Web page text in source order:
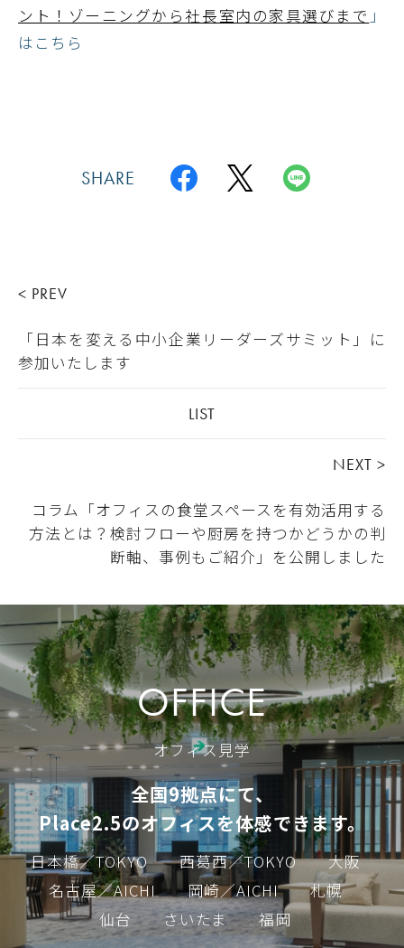
ント！ゾーニングから社長室内の家具選びまで​ 」
はこちら
SHARE
< PREV
「日本を変える中小企業リーダーズサミット」に
参加いたします​
LIST
NEXT >
コラム「オフィスの食堂スペースを有効活用する
方法とは？検討フローや厨房を持つかどうかの判
断軸、事例もご紹介」を公開しました
OFFICE
オフィス見学
全国9拠点にて、
Place2.5のオフィスを体感できます。
日本橋／TOKYO 西葛西／TOKYO
大阪
名古屋／AICHI
岡崎／AICHI
札幌
仙台
さいたま 福岡